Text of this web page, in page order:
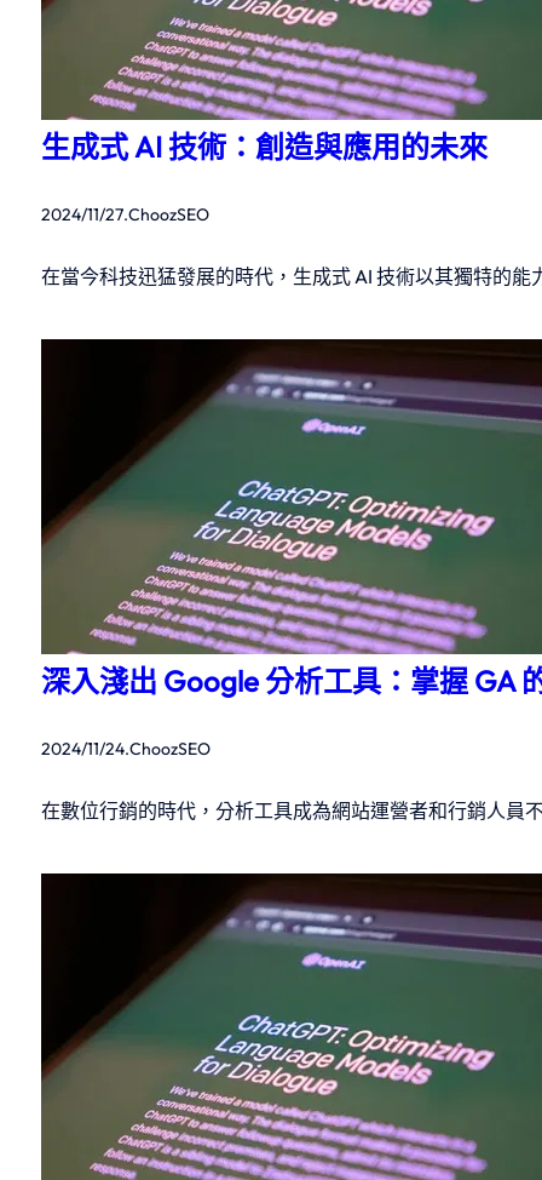
生成式 AI 技術：創造與應用的未來
2024/11/27.ChoozSEO
在當今科技迅猛發展的時代，生成式 AI 技術以其獨特的
深入淺出 Google 分析工具：掌握 GA
2024/11/24.ChoozSEO
在數位行銷的時代，分析工具成為網站運營者和行銷人員